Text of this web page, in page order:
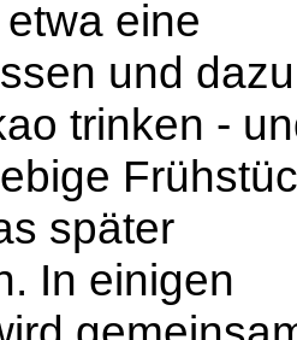
eine
und dazu
trinken -
später
In einigen